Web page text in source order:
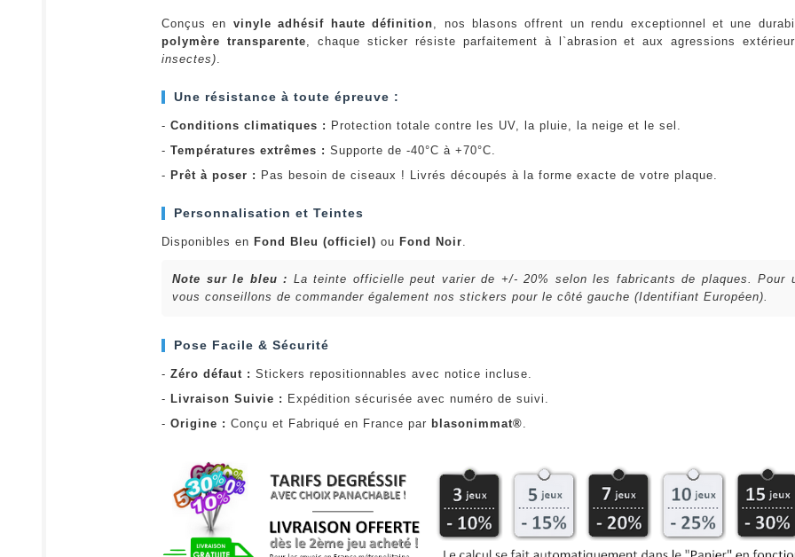
Conçus en vinyle adhésif haute définition , nos blasons offrent un rendu exceptionnel et une
polymère transparente , chaque sticker résiste parfaitement à l`abrasion et aux agressions
insectes)
Une résistance à toute épreuve :
- Conditions climatiques : Protection totale contre les UV, la pluie, la neige et le sel.
- Températures extrêmes : Supporte de -40°C à +70°C.
- Prêt à poser : Pas besoin de ciseaux ! Livrés découpés à la forme exacte de votre plaque.
Personnalisation et Teintes
Disponibles en Fond Bleu (officiel) ou Fond Noir
Note sur le bleu : La teinte officielle peut varier de +/- 20% selon les fabricants de plaques. Pour
vous conseillons de commander également nos stickers pour le côté gauche (Identifiant Européen).
Pose Facile & Sécurité
- Zéro défaut : Stickers repositionnables avec notice incluse.
- Livraison Suivie : Expédition sécurisée avec numéro de suivi.
- Origine : Conçu et Fabriqué en France par blasonimmat®